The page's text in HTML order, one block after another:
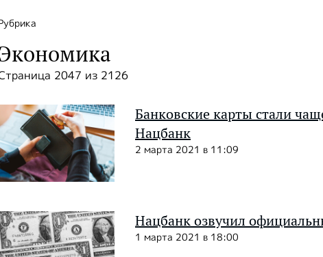
2047 из 2126
Банковские карты стали
Нацбанк
2 марта 2021 в 11:09
Нацбанк озвучил
1 марта 2021 в 18:00